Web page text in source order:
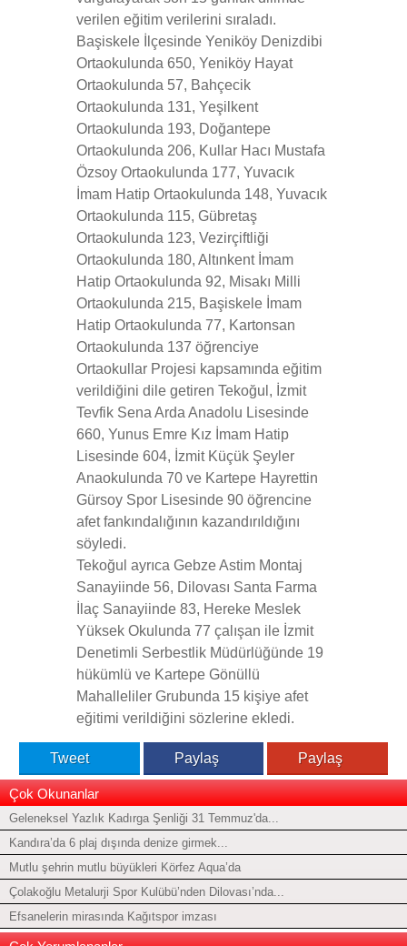
verilen eğitim verilerini sıraladı.
Başiskele İlçesinde Yeniköy Denizdibi
Ortaokulunda 650, Yeniköy Hayat
Ortaokulunda 57, Bahçecik
Ortaokulunda 131, Yeşilkent
Ortaokulunda 193, Doğantepe
Ortaokulunda 206, Kullar Hacı Mustafa
Özsoy Ortaokulunda 177, Yuvacık
İmam Hatip Ortaokulunda 148, Yuvacık
Ortaokulunda 115, Gübretaş
Ortaokulunda 123, Vezirçiftliği
Ortaokulunda 180, Altınkent İmam
Hatip Ortaokulunda 92, Misakı Milli
Ortaokulunda 215, Başiskele İmam
Hatip Ortaokulunda 77, Kartonsan
Ortaokulunda 137 öğrenciye
Ortaokullar Projesi kapsamında eğitim
verildiğini dile getiren Tekoğul, İzmit
Tevfik Sena Arda Anadolu Lisesinde
660, Yunus Emre Kız İmam Hatip
Lisesinde 604, İzmit Küçük Şeyler
Anaokulunda 70 ve Kartepe Hayrettin
Gürsoy Spor Lisesinde 90 öğrencine
afet fankındalığının kazandırıldığını
söyledi.
Tekoğul ayrıca Gebze Astim Montaj
Sanayiinde 56, Dilovası Santa Farma
İlaç Sanayiinde 83, Hereke Meslek
Yüksek Okulunda 77 çalışan ile İzmit
Denetimli Serbestlik Müdürlüğünde 19
hükümlü ve Kartepe Gönüllü
Mahalleliler Grubunda 15 kişiye afet
eğitimi verildiğini sözlerine ekledi.
Tweet Paylaş Paylaş
Çok Okunanlar
Geleneksel Yazlık Kadırga Şenliği 31 Temmuz'da...
Kandıra’da 6 plaj dışında denize girmek...
Mutlu şehrin mutlu büyükleri Körfez Aqua’da
Çolakoğlu Metalurji Spor Kulübü’nden Dilovası’nda...
Efsanelerin mirasında Kağıtspor imzası